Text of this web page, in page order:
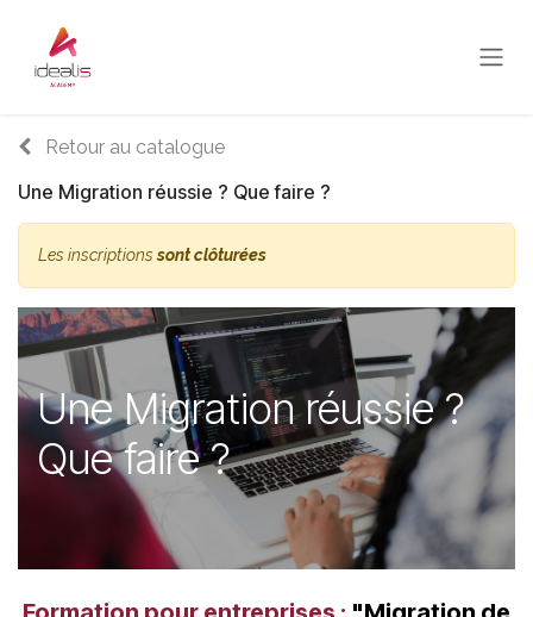
Retour au catalogue
Une Migration réussie ? Que faire ?
Les inscriptionssont clôturées
Une Migration réussie ?
Que faire ?